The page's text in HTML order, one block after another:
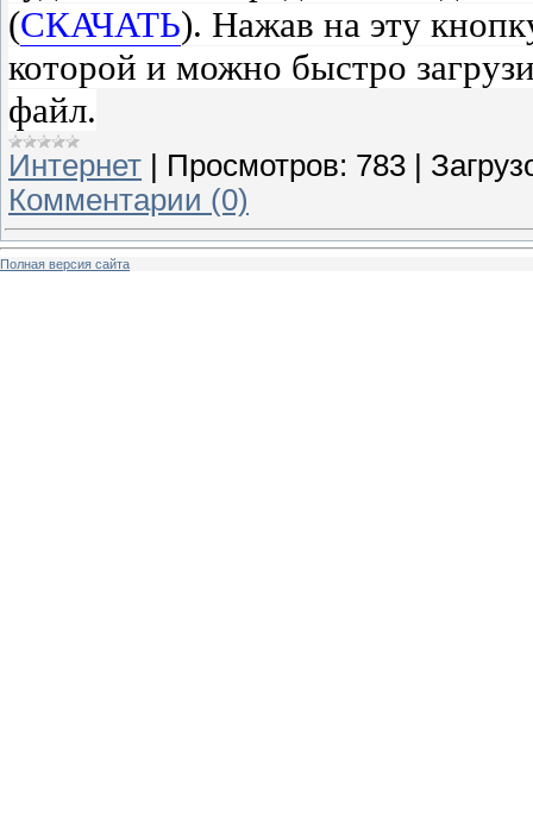
(СКАЧАТЬ). Нажав на эту
которой и можно быстро
файл.
Интернет Просмотров: 783
Комментарии (0)
Полная версия сайта